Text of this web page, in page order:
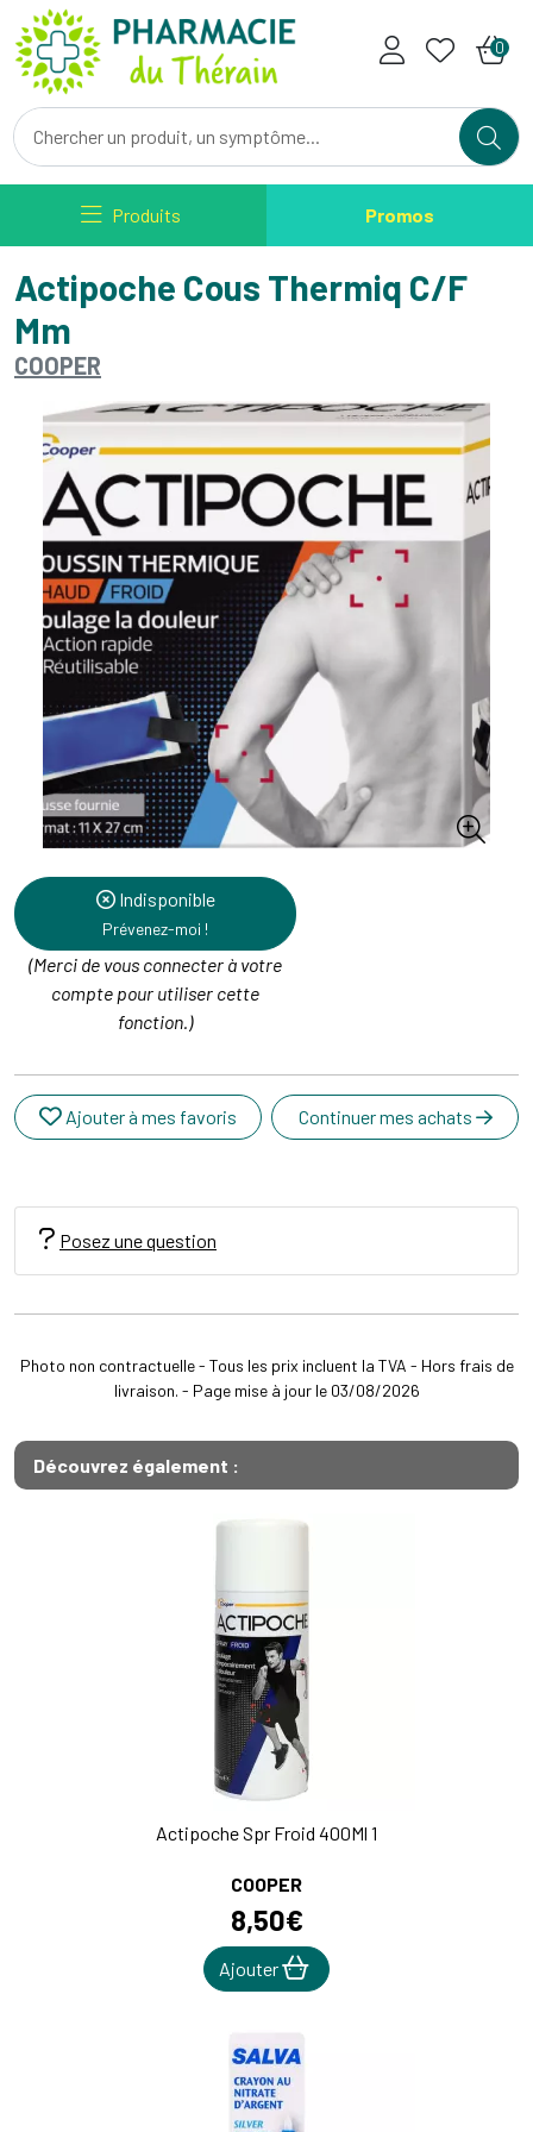
Pharmacie du Therain Votre
0
Produits Promos
Actipoche Cous Thermiq C/F
Mm
COOPER
Indisponible
Prévenez-moi !
(Merci de vous connecter à votre
compte pour utiliser cette
fonction.)
Ajouter à mes favoris Continuer mes achats
Posez une question
Photo non contractuelle - Tous les prix incluent la TVA - Hors frais de
livraison. - Page mise à jour le 03/08/2026
Découvrez également :
Actipoche Spr Froid 400Ml 1
COOPER
8,50€
Ajouter